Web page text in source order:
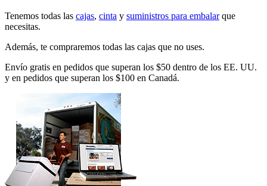
Tenemos todas las cajas, cinta y suministros para embalarque
necesitas.
Además, te compraremos todas las cajas que no uses.
Envío gratis en pedidos que superan los $50 dentro de los EE. UU.
y en pedidos que superan los $100 en Canadá.